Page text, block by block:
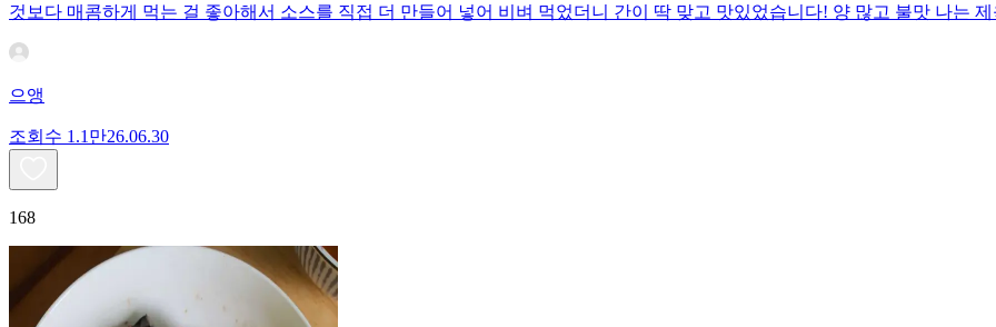
것보다 매콤하게 먹는 걸 좋아해서 소스를 직접 더 만들어 넣어 비벼 먹었더니 간이 딱 맞고 맛있었습니다! 양 많고 불맛 나는
으앵
조회수 1.1만26.06.30
168